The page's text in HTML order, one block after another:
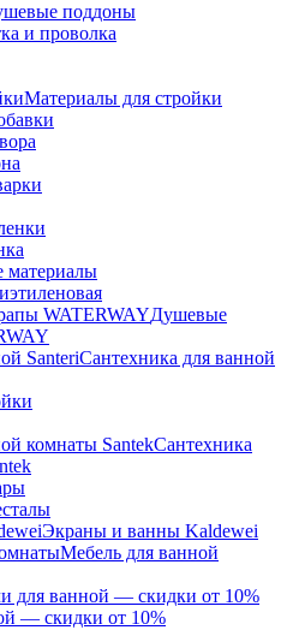
поддоны
и проволка
Материалы для стройки
материалы
Душевые
Сантехника для ванной
Сантехника
Экраны и ванны Kaldewei
Мебель для ванной
для ванной — скидки от 10%
— скидки от 10%